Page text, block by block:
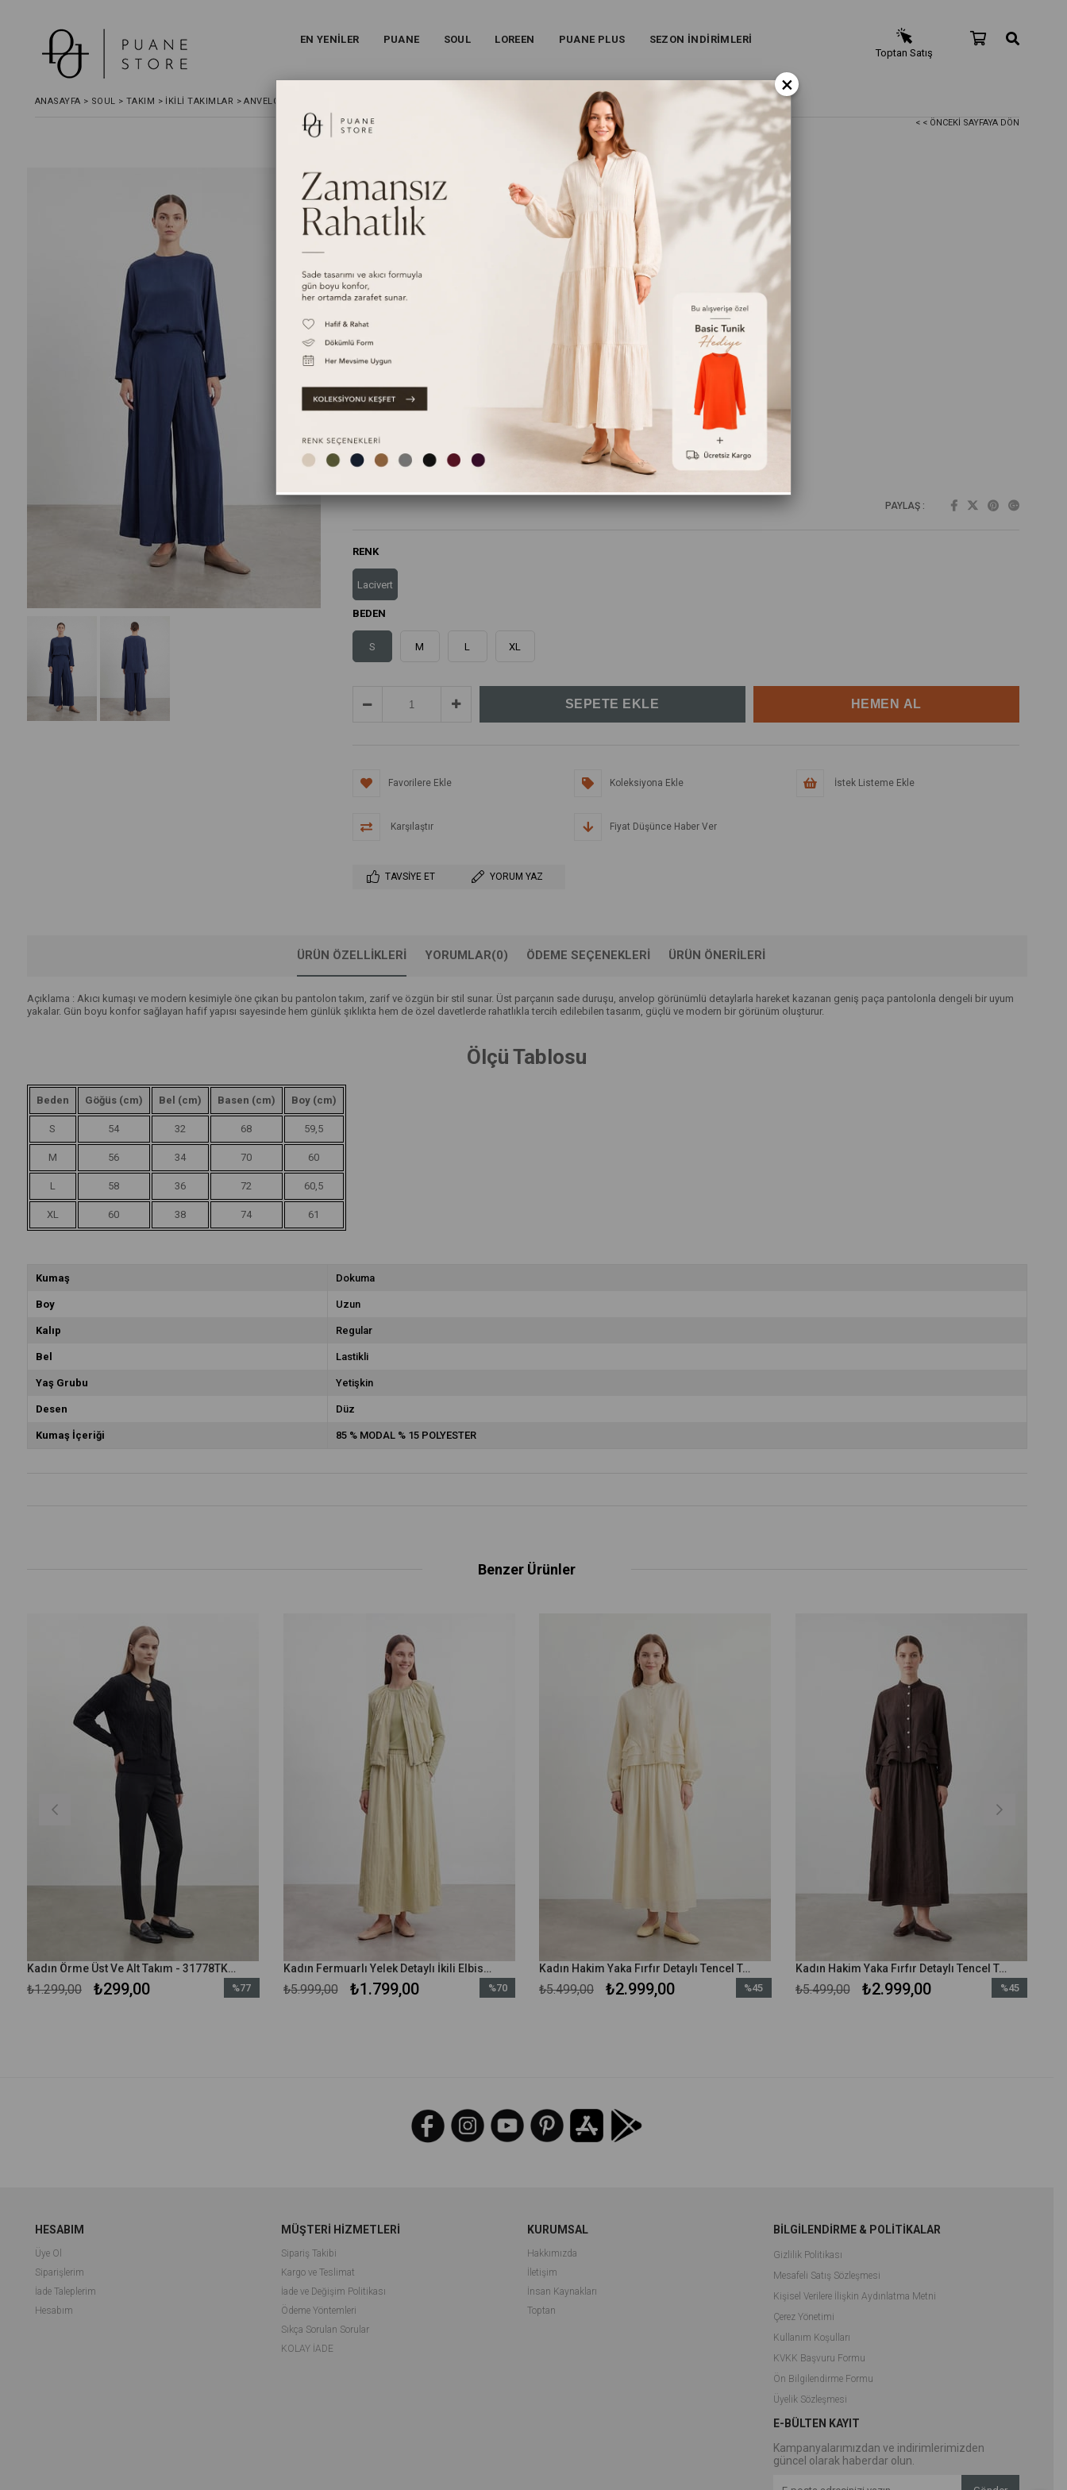
Toptan Satış
EN YENİLER PUANE SOUL LOREEN PUANE PLUS SEZON İNDİRİMLERİ
ANASAYFA > SOUL > TAKIM > İKILI TAKIMLAR > ANVELOP DETAYLI GENİŞ PAÇA PANTOLON TAKIM - LACIVERT
< < ÖNCEKI SAYFAYA DÖN
ANVELOP DETAYLI GENİŞ PAÇA PANTOLON TAKIM - Lacivert
₺4.399,00
₺2.199,00
Bu ürünün yanında bunları da tavsiye ediyoruz.
PAYLAŞ :
RENK
Lacivert
BEDEN
S M L XL
Favorilere Ekle Koleksiyona Ekle İstek Listeme Ekle
Karşılaştır Fiyat Düşünce Haber Ver
TAVSIYE ET YORUM YAZ
ÜRÜN ÖZELLIKLERI YORUMLAR(0) ÖDEME SEÇENEKLERI ÜRÜN ÖNERILERI
Açıklama : Akıcı kumaşı ve modern kesimiyle öne çıkan bu pantolon takım, zarif ve özgün bir stil sunar. Üst parçanın sade duruşu, anvelop görünümlü detaylarla hareket kazanan geniş paça pantolonla dengeli bir uyum
yakalar. Gün boyu konfor sağlayan hafif yapısı sayesinde hem günlük şıklıkta hem de özel davetlerde rahatlıkla tercih edilebilen tasarım, güçlü ve modern bir görünüm oluşturur.
Ölçü Tablosu
Beden Göğüs (cm) Bel (cm) Basen (cm) Boy (cm)
S 54 32 68 59,5
M 56 34 70 60
L 58 36 72 60,5
XL 60 38 74 61
Kumaş Dokuma
Boy Uzun
Kalıp Regular
Bel Lastikli
Yaş Grubu Yetişkin
Desen Düz
Kumaş İçeriği 85 % MODAL % 15 POLYESTER
Benzer Ürünler
Kadın Örme Üst Ve Alt Takım - 31778TKS - Siyah
₺299,00
₺1.299,00
%77
Kadın Fermuarlı Yelek Detaylı İkili Elbise – 26S-32509TKS - Zeytin Yeşili
₺1.799,00
₺5.999,00
%70
Kadın Hakim Yaka Fırfır Detaylı Tencel Tunik Etek Takım – 32502TKS - Taş
₺2.999,00
₺5.499,00
%45
Kadın Hakim Yaka Fırfır Detaylı Tencel Tunik Etek Takım – 32502TKS - Kahverengi
₺2.999,00
₺5.499,00
%45
HESABIM
Üye Ol
Siparişlerim
İade Taleplerim
Hesabım
MÜŞTERİ HİZMETLERİ
Sipariş Takibi
Kargo ve Teslimat
İade ve Değişim Politikası
Ödeme Yöntemleri
Sıkça Sorulan Sorular
KOLAY İADE
KURUMSAL
Hakkımızda
İletişim
İnsan Kaynakları
Toptan
BİLGİLENDİRME & POLİTİKALAR
Gizlilik Politikası
Mesafeli Satış Sözleşmesi
Kişisel Verilere İlişkin Aydınlatma Metni
Çerez Yönetimi
Kullanım Koşulları
KVKK Başvuru Formu
Ön Bilgilendirme Formu
Üyelik Sözleşmesi
E-BÜLTEN KAYIT
Kampanyalarımızdan ve indirimlerimizden
güncel olarak haberdar olun.
×